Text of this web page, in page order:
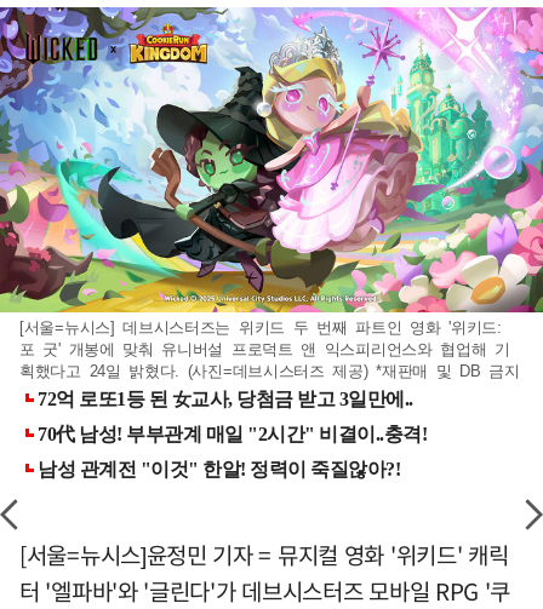
[서울=뉴시스] 데브시스터즈는 위키드 두 번째 파트인 영화 '위키드:
포 굿' 개봉에 맞춰 유니버설 프로덕트 앤 익스피리언스와 협업해 기
획했다고 24일 밝혔다. (사진=데브시스터즈 제공) *재판매 및 DB 금지
[서울=뉴시스]윤정민 기자 = 뮤지컬 영화 '위키드' 캐릭
터 '엘파바'와 '글린다'가 데브시스터즈 모바일 RPG '쿠